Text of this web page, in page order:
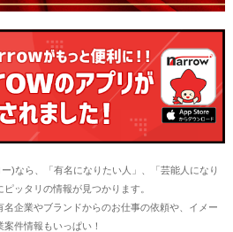
)なら、「有名になりたい人」、「芸能人になり
ッタリの情報が見つかります。
企業やブランドからのお仕事の依頼や、イメー
件情報もいっぱい！